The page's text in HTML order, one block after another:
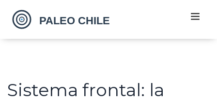
Sistema frontal: la